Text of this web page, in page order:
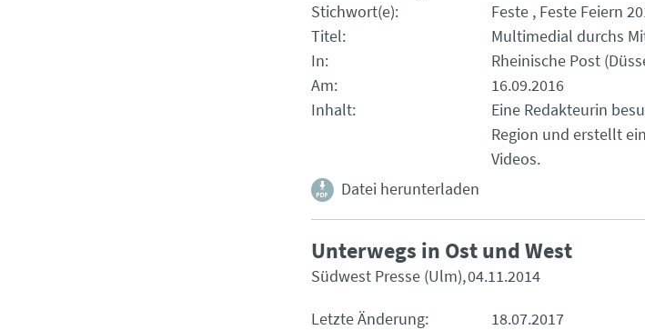
Stichwort(e)
Feste Feste Feiern
Titel
Multimedial durchs
In
Rheinische Post
Am
16.09.2016
Inhalt
Eine Redakteurin
Region und erstellt
Videos.
Datei herunterladen
Unterwegs in Ost und West
Südwest Presse (Ulm) 04.11.2014
Letzte Änderung
18.07.2017